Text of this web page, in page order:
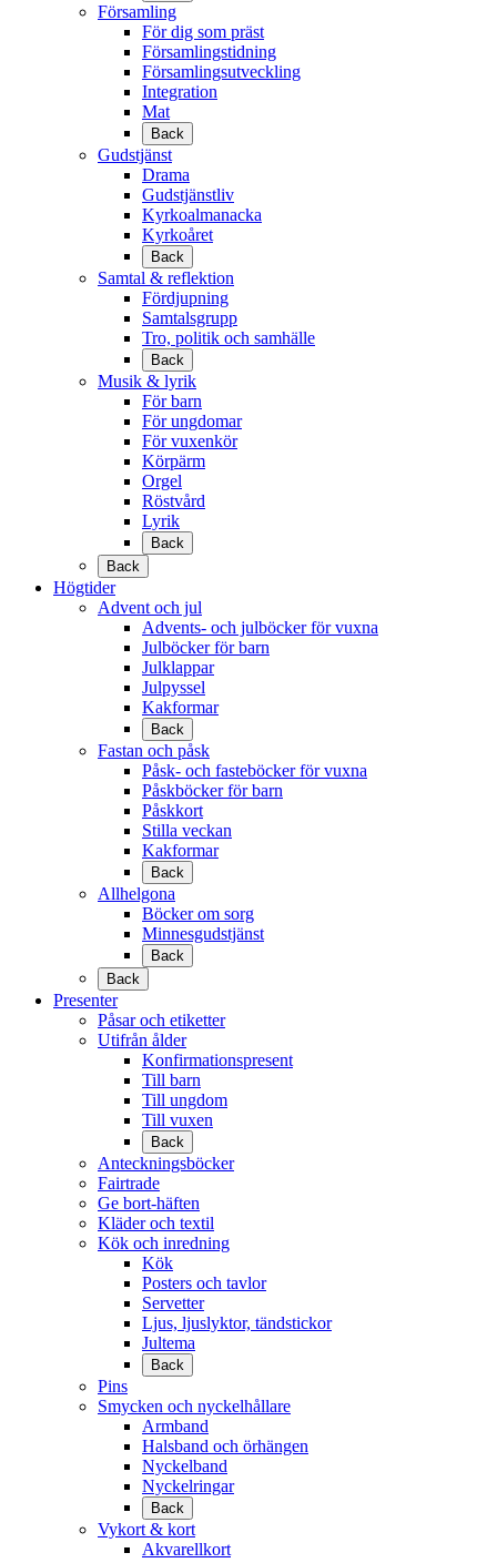
Församling
För dig som präst
Församlingstidning
Församlingsutveckling
Integration
Mat
Back
Gudstjänst
Drama
Gudstjänstliv
Kyrkoalmanacka
Kyrkoåret
Back
Samtal & reflektion
Fördjupning
Samtalsgrupp
Tro, politik och samhälle
Back
Musik & lyrik
För barn
För ungdomar
För vuxenkör
Körpärm
Orgel
Röstvård
Lyrik
Back
Back
Högtider
Advent och jul
Advents- och julböcker för vuxna
Julböcker för barn
Julklappar
Julpyssel
Kakformar
Back
Fastan och påsk
Påsk- och fasteböcker för vuxna
Påskböcker för barn
Påskkort
Stilla veckan
Kakformar
Back
Allhelgona
Böcker om sorg
Minnesgudstjänst
Back
Back
Presenter
Påsar och etiketter
Utifrån ålder
Konfirmationspresent
Till barn
Till ungdom
Till vuxen
Back
Anteckningsböcker
Fairtrade
Ge bort-häften
Kläder och textil
Kök och inredning
Kök
Posters och tavlor
Servetter
Ljus, ljuslyktor, tändstickor
Jultema
Back
Pins
Smycken och nyckelhållare
Armband
Halsband och örhängen
Nyckelband
Nyckelringar
Back
Vykort & kort
Akvarellkort